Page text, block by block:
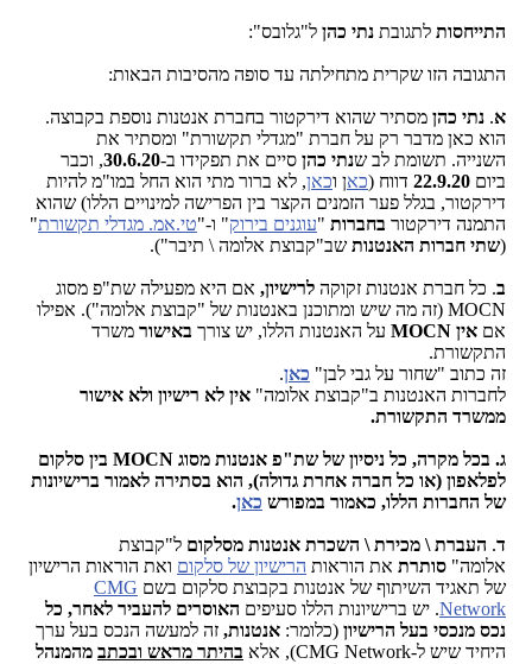
התייחסות לתגובת נתי כהן ל"גלובס":
התגובה הזו שקרית מתחילתה עד סופה מהסיבות הבאות:
א. נתי כהן מסתיר שהוא דירקטור בחברת אנטנות נוספת בקבוצה.
הוא כאן מדבר רק על חברת "מגדלי תקשורת" ומסתיר את
השנייה. תשומת לב שנתי כהן סיים את תפקידו ב-30.6.20, וכבר
ביום 22.9.20 דווח (כאן וכאן, לא ברור מתי הוא החל במו"מ להיות
דירקטור, בגלל פער הזמנים הקצר בין הפרישה למינויים הללו) שהוא
התמנה דירקטור בחברות "עוגנים בירוק" ו-"טי.אמ. מגדלי תקשורת"
(שתי חברות האנטנות שב"קבוצת אלומה \ תיבר").
ב. כל חברת אנטנות זקוקה לרישיון, אם היא מפעילה שת"פ מסוג
MOCN (זה מה שיש ומתוכנן באנטנות של "קבוצת אלומה"). אפילו
אם אין MOCN על האנטנות הללו, יש צורך באישור משרד
התקשורת.
זה כתוב "שחור על גבי לבן" כאן.
לחברות האנטנות ב"קבוצת אלומה" אין לא רישיון ולא אישור
ממשרד התקשורת.
ג. בכל מקרה, כל ניסיון של שת"פ אנטנות מסוג MOCN בין סלקום
לפלאפון (או כל חברה אחרת גדולה), הוא בסתירה לאמור ברישיונות
של החברות הללו, כאמור במפורש כאן.
ד. העברת \ מכירת \ השכרת אנטנות מסלקום ל"קבוצת
אלומה" סותרת את הוראות הרישיון של סלקום ואת הוראות הרישיון
של תאגיד השיתוף של אנטנות בקבוצת סלקום בשם CMG
Network. יש ברישיונות הללו סעיפים האוסרים להעביר לאחר, כל
נכס מנכסי בעל הרישיון (כלומר: אנטנות, זה למעשה הנכס בעל ערך
היחיד שיש ל-CMG Network), אלא
בהיתר מראש ובכתב מהמנהל